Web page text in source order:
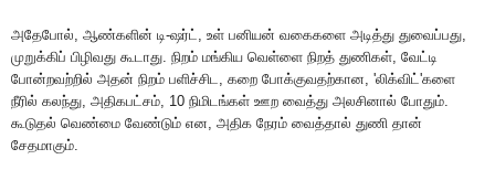
அதேபோல் ஆண்களின் டி-ஷர்ட் உள் பனியன் வகைகளை அடித்து துவைப்பது
முறுக்கிப் பிழிவது கூடாது நிறம் மங்கிய வெள்ளை நிறத் துணிகள் வேட்டி
போன்றவற்றில் அதன் நிறம் பளிச்சிட கறை போக்குவதற்கான , 'லிக்விட் 'களை
நீரில் கலந்து அதிகபட்சம் , 10 நிமிடங்கள் ஊற வைத்து அலசினால் போதும்
கூடுதல் வெண்மை வேண்டும் என அதிக நேரம் வைத்தால் துணி தான்
சேதமாகும்